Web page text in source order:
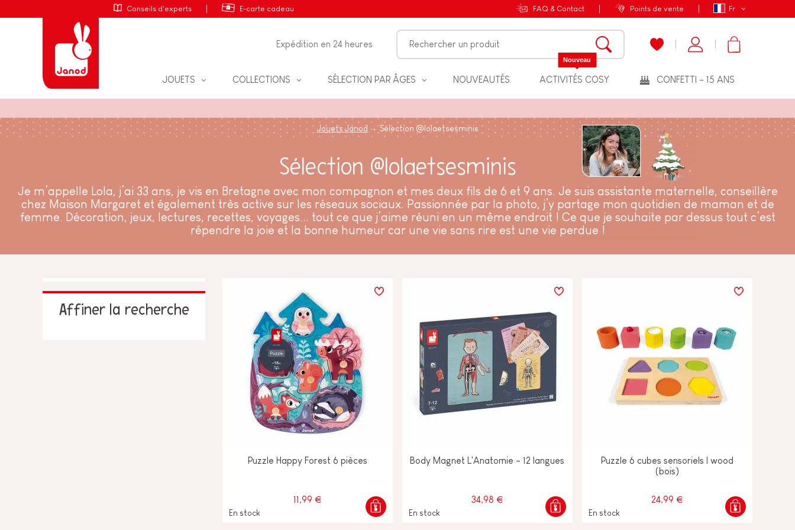
Fr
Conseils d'experts E-carte cadeau FAQ & Contact Points de vente
Expédition en 24 heures
JOUETS
JEUX DE SOCIÉTÉ
JEUX D'ADRESSE
LOISIRS CRÉATIFS
JOUETS DE BAIN
JOUETS D'IMITATION
TABLEAUX, MOBILIER &
COLLECTIONS
JOUETS D'IMITATION
JEUX & PUZZLES
JEUX ANNIVERSAIRE ENFANT
PIECES D'USURE
SÉLECTION PAR ÂGES NOUVEAUTÉS ACTIVITÉS COSY
Nouveau
CONFETTI - 15 ANS
Jouets Janod Sélection @lolaetsesminis
Sélection @lolaetsesminis
Je m’appelle Lola, j’ai 33 ans, je vis en Bretagne avec mon compagnon et mes deux fils de 6 et 9 ans. Je suis assistante maternelle, conseillère
chez Maison Margaret et également très active sur les réseaux sociaux. Passionnée par la photo, j’y partage mon quotidien de maman et de
femme. Décoration, jeux, lectures, recettes, voyages... tout ce que j’aime réuni en un même endroit ! Ce que je souhaite par dessus tout c’est
répendre la joie et la bonne humeur car une vie sans rire est une vie perdue !
Affiner la recherche
Puzzle Happy Forest 6 pièces
11,99 €
En stock
Body Magnet L'Anatomie - 12 langues
34,98 €
En stock
Puzzle 6 cubes sensoriels I wood
(bois)
24,99 €
En stock